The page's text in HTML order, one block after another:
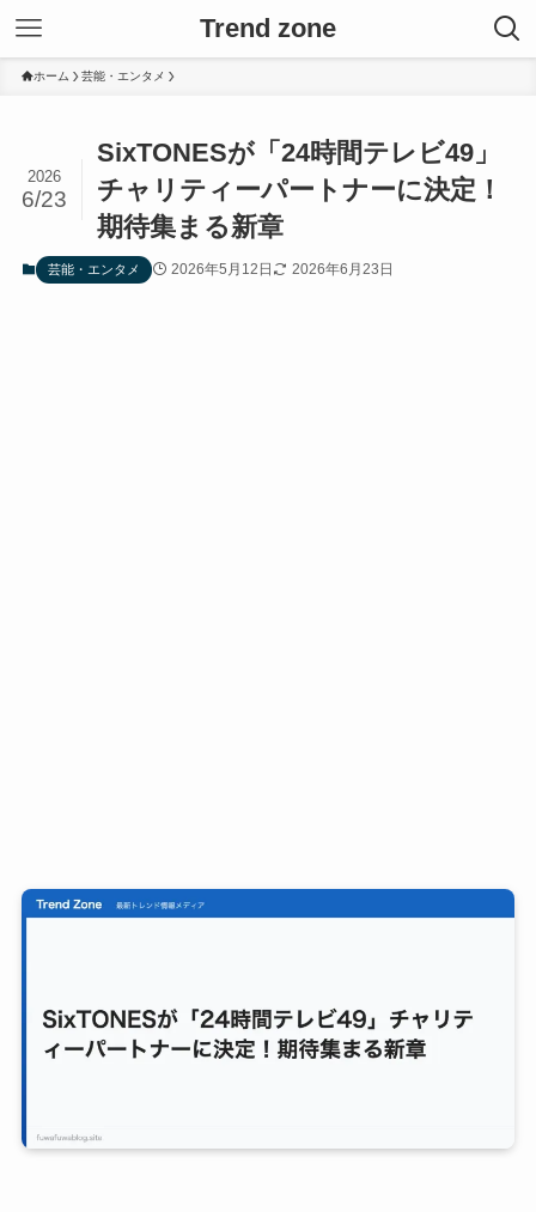
Trend zone
ホーム 芸能・エンタメ
SixTONESが「24時間テレビ49」
チャリティーパートナーに決定！
期待集まる新章
2026
6/23
芸能・エンタメ 2026年5月12日 2026年6月23日